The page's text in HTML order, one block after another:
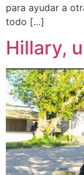
para ayudar a
todo […]
Hillary,